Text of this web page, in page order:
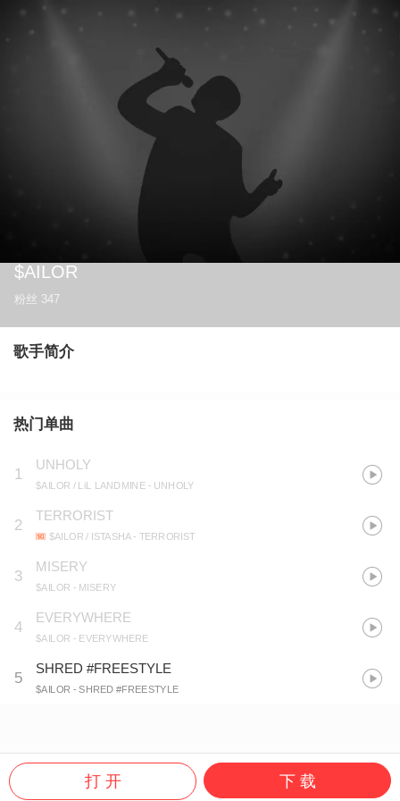
$AILOR
粉丝 347
歌手简介
热门单曲
1
UNHOLY
$AILOR / LiL LANDMINE- UNHOLY
2
TERRORIST
$AILOR / ISTASHA- TERRORIST
3
MISERY
$AILOR - MISERY
4
EVERYWHERE
$AILOR - EVERYWHERE
5
SHRED #FREESTYLE
$AILOR - SHRED #FREESTYLE
打 开 下 载